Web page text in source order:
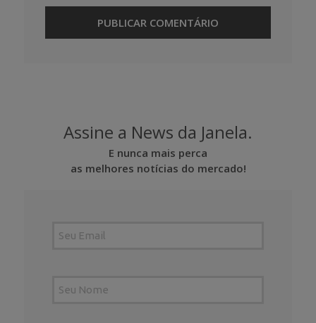
Assine a News da Janela.
E nunca mais perca
as melhores notícias do mercado!